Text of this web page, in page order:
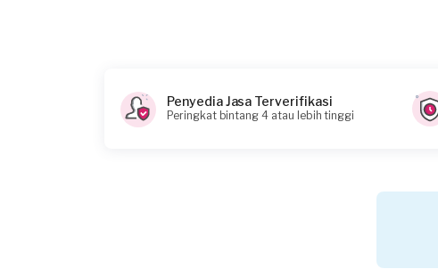
Berapa budget total untuk layanan ini?
Penyedia Jasa Terverifikasi
Peringkat bintang 4 atau lebih tinggi